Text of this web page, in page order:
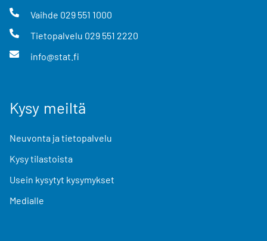
Vaihde 029 551 1000
Tietopalvelu 029 551 2220
info@stat.fi
Kysy meiltä
Neuvonta ja tietopalvelu
Kysy tilastoista
Usein kysytyt kysymykset
Medialle